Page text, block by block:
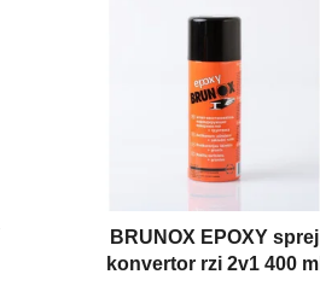
BRUNOX EPOXY sprej
konvertor rzi 2v1 400 ml